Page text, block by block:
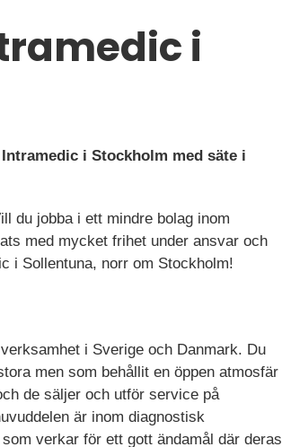
i
i Stockholm med säte i
du jobba i ett mindre bolag inom
med mycket frihet under ansvar och
i Sollentuna, norr om Stockholm!
i Sverige och Danmark. Du
men som behållit en öppen atmosfär
de säljer och utför service på
är inom diagnostisk
verkar för ett gott ändamål där deras